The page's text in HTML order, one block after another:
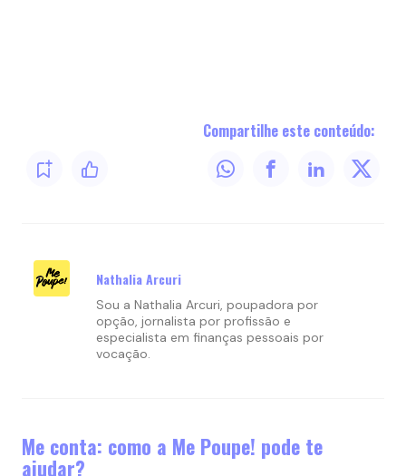
Compartilhe este conteúdo:
Nathalia Arcuri
Sou a Nathalia Arcuri, poupadora por
opção, jornalista por profissão e
especialista em finanças pessoais por
vocação.
Me conta: como a Me Poupe! pode te
ajudar?